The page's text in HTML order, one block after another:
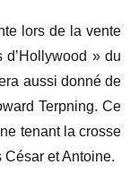
lors de la vente
» du
aussi donné de
Terpning. Ce
tenant la crosse
César et Antoine.